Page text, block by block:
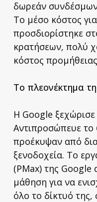
δωρεάν
Το μέσο κόστος
προσδιορίστηκε
κρατήσεων, πολύ
κόστος
Το πλεονέκτημα
Η Google
Αντιπροσώπευε
προέκυψαν από
ξενοδοχεία. Το
(PMax) της Google
μάθηση για να
όλο το δίκτυό